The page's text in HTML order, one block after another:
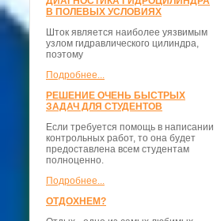
В ПОЛЕВЫХ УСЛОВИЯХ
Шток является наиболее уязвимым
узлом гидравлического цилиндра,
поэтому
Подробнее...
РЕШЕНИЕ ОЧЕНЬ БЫСТРЫХ
ЗАДАЧ ДЛЯ СТУДЕНТОВ
Если требуется помощь в написании
контрольных работ, то она будет
предоставлена всем студентам
полноценно.
Подробнее...
ОТДОХНЕМ?